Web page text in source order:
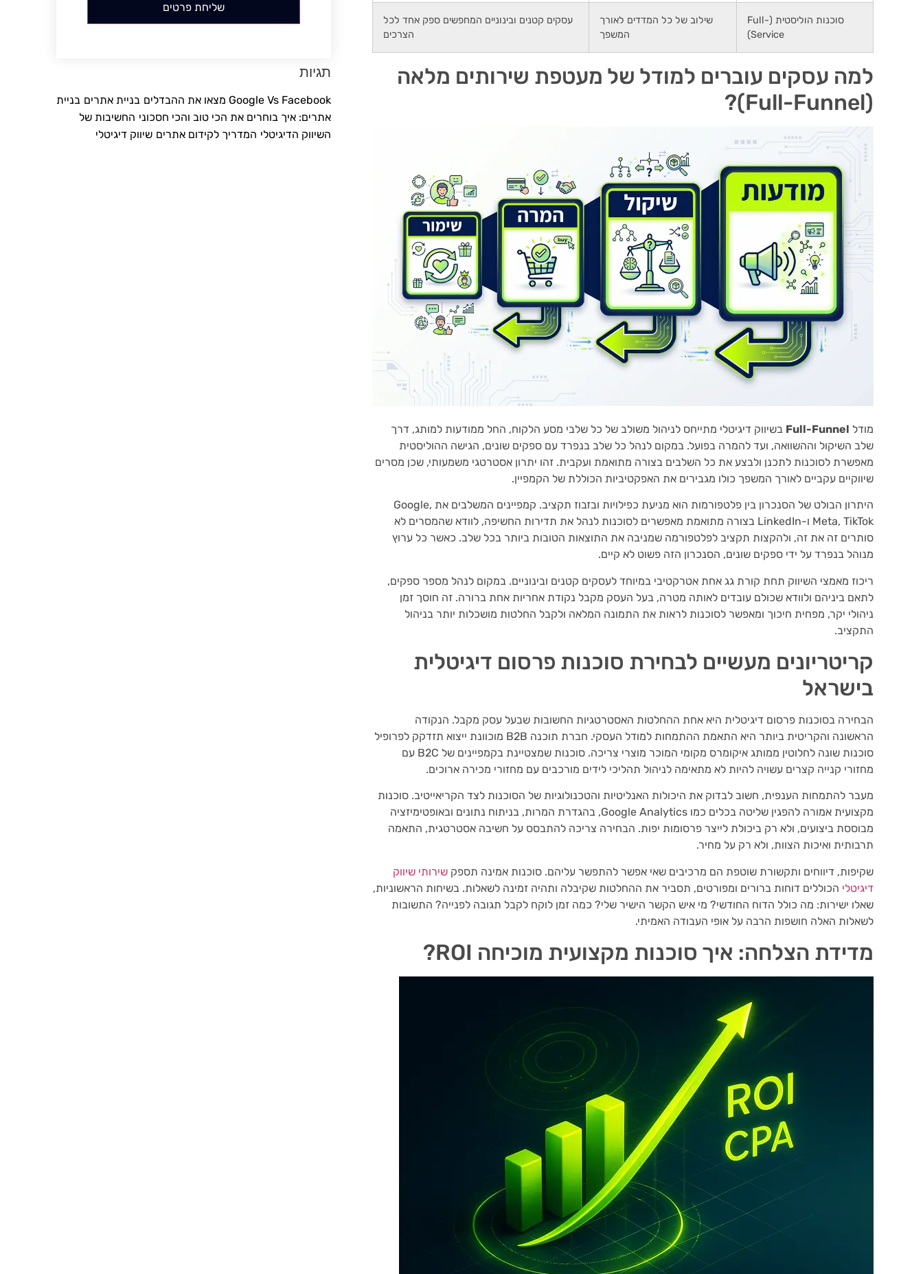
סוכנות הוליסטית (Full-
Service)
שילוב של כל המדדים לאורך
המשפך
עסקים קטנים ובינוניים המחפשים ספק אחד לכל
הצרכים
למה עסקים עוברים למודל של מעטפת שירותים מלאה
(Full-Funnel)?
מודל Full-Funnel בשיווק דיגיטלי מתייחס לניהול משולב של כל שלבי מסע הלקוח, החל ממודעות למותג, דרך
שלב השיקול וההשוואה, ועד להמרה בפועל. במקום לנהל כל שלב בנפרד עם ספקים שונים, הגישה ההוליסטית
מאפשרת לסוכנות לתכנן ולבצע את כל השלבים בצורה מתואמת ועקבית. זהו יתרון אסטרטגי משמעותי, שכן מסרים
שיווקיים עקביים לאורך המשפך כולו מגבירים את האפקטיביות הכוללת של הקמפיין.
היתרון הבולט של הסנכרון בין פלטפורמות הוא מניעת כפילויות ובזבוז תקציב. קמפיינים המשלבים את Google,
Meta, TikTok ו-LinkedIn בצורה מתואמת מאפשרים לסוכנות לנהל את תדירות החשיפה, לוודא שהמסרים לא
סותרים זה את זה, ולהקצות תקציב לפלטפורמה שמניבה את התוצאות הטובות ביותר בכל שלב. כאשר כל ערוץ
מנוהל בנפרד על ידי ספקים שונים, הסנכרון הזה פשוט לא קיים.
ריכוז מאמצי השיווק תחת קורת גג אחת אטרקטיבי במיוחד לעסקים קטנים ובינוניים. במקום לנהל מספר ספקים,
לתאם ביניהם ולוודא שכולם עובדים לאותה מטרה, בעל העסק מקבל נקודת אחריות אחת ברורה. זה חוסך זמן
ניהולי יקר, מפחית חיכוך ומאפשר לסוכנות לראות את התמונה המלאה ולקבל החלטות מושכלות יותר בניהול
התקציב.
קריטריונים מעשיים לבחירת סוכנות פרסום דיגיטלית
בישראל
הבחירה בסוכנות פרסום דיגיטלית היא אחת ההחלטות האסטרטגיות החשובות שבעל עסק מקבל. הנקודה
הראשונה והקריטית ביותר היא התאמת ההתמחות למודל העסקי. חברת תוכנה B2B מוכוונת ייצוא תזדקק לפרופיל
סוכנות שונה לחלוטין ממותג איקומרס מקומי המוכר מוצרי צריכה. סוכנות שמצטיינת בקמפיינים של B2C עם
מחזורי קנייה קצרים עשויה להיות לא מתאימה לניהול תהליכי לידים מורכבים עם מחזורי מכירה ארוכים.
מעבר להתמחות הענפית, חשוב לבדוק את היכולות האנליטיות והטכנולוגיות של הסוכנות לצד הקריאייטיב. סוכנות
מקצועית אמורה להפגין שליטה בכלים כמו Google Analytics, בהגדרת המרות, בניתוח נתונים ובאופטימיזציה
מבוססת ביצועים, ולא רק ביכולת לייצר פרסומות יפות. הבחירה צריכה להתבסס על חשיבה אסטרטגית, התאמה
תרבותית ואיכות הצוות, ולא רק על מחיר.
שקיפות, דיווחים ותקשורת שוטפת הם מרכיבים שאי אפשר להתפשר עליהם. סוכנות אמינה תספק שירותי שיווק
דיגיטלי הכוללים דוחות ברורים ומפורטים, תסביר את ההחלטות שקיבלה ותהיה זמינה לשאלות. בשיחות הראשוניות,
שאלו ישירות: מה כולל הדוח החודשי? מי איש הקשר הישיר שלי? כמה זמן לוקח לקבל תגובה לפנייה? התשובות
לשאלות האלה חושפות הרבה על אופי העבודה האמיתי.
מדידת הצלחה: איך סוכנות מקצועית מוכיחה ROI?
שליחת פרטים
תגיות
Google Vs Facebook מצאו את ההבדלים בניית אתרים בניית
אתרים: איך בוחרים את הכי טוב והכי חסכוני החשיבות של
השיווק הדיגיטלי המדריך לקידום אתרים שיווק דיגיטלי